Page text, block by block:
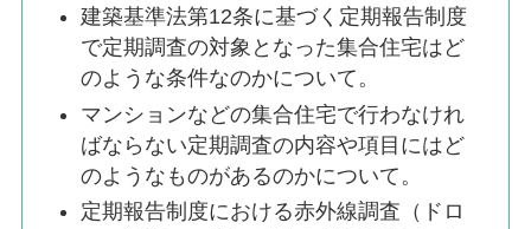
建築基準法第12条に基づく定期報告制度
で定期調査の対象となった集合住宅はど
のような条件なのかについて。
マンションなどの集合住宅で行わなけれ
ばならない定期調査の内容や項目にはど
のようなものがあるのかについて。
定期報告制度における赤外線調査（ドロ